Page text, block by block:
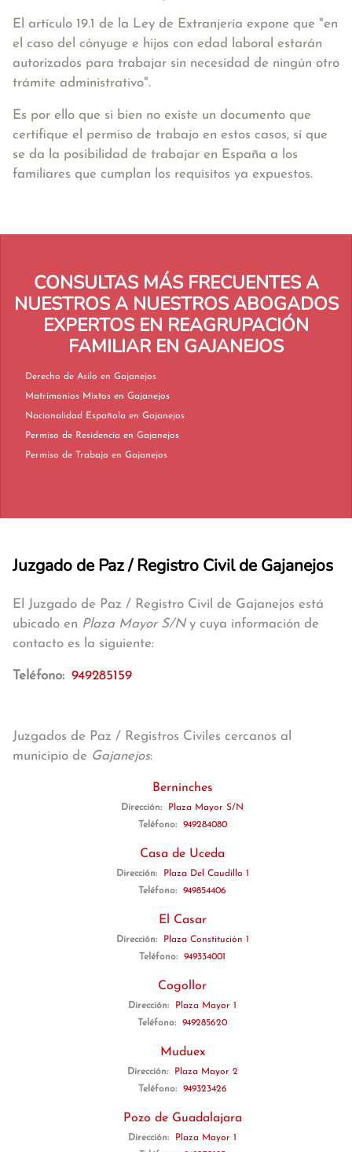
El artículo 19.1 de la Ley de Extranjería expone que "en
el caso del cónyuge e hijos con edad laboral estarán
autorizados para trabajar sin necesidad de ningún otro
trámite administrativo".
Es por ello que si bien no existe un documento que
certifique el permiso de trabajo en estos casos, sí que
se da la posibilidad de trabajar en España a los
familiares que cumplan los requisitos ya expuestos.
CONSULTAS MÁS FRECUENTES A
NUESTROS A NUESTROS ABOGADOS
EXPERTOS EN REAGRUPACIÓN
FAMILIAR EN GAJANEJOS
Derecho de Asilo en Gajanejos
Matrimonios Mixtos en Gajanejos
Nacionalidad Española en Gajanejos
Permiso de Residencia en Gajanejos
Permiso de Trabajo en Gajanejos
Juzgado de Paz / Registro Civil de Gajanejos
El Juzgado de Paz / Registro Civil de Gajanejos está
ubicado en Plaza Mayor S/Ny cuya información de
contacto es la siguiente:
Teléfono: 949285159
Juzgados de Paz / Registros Civiles cercanos al
municipio de Gajanejos:
Berninches
Dirección:
Plaza Mayor S/N
Teléfono:
949284080
Casa de Uceda
Dirección:
Plaza Del Caudillo 1
Teléfono:
949854406
El Casar
Dirección:
Plaza Constitución 1
Teléfono:
949334001
Cogollor
Dirección:
Plaza Mayor 1
Teléfono:
949285620
Muduex
Dirección:
Plaza Mayor 2
Teléfono:
949323426
Pozo de Guadalajara
Dirección:
Plaza Mayor 1